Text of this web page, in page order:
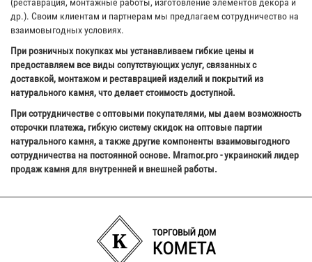
(реставрация, монтажные работы, изготовление элементов декора и
др.). Своим клиентам и партнерам мы предлагаем сотрудничество на
взаимовыгодных условиях.
При розничных покупках мы устанавливаем гибкие цены и
предоставляем все виды сопутствующих услуг, связанных с
доставкой, монтажом и реставрацией изделий и покрытий из
натурального камня, что делает стоимость доступной.
При сотрудничестве с оптовыми покупателями, мы даем возможность
отсрочки платежа, гибкую систему скидок на оптовые партии
натурального камня, а также другие компоненты взаимовыгодного
сотрудничества на постоянной основе. Mramor.pro - украинский лидер
продаж камня для внутренней и внешней работы.